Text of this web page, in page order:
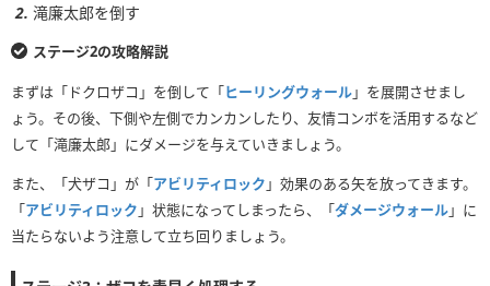
滝廉太郎を倒す
ステージ2の攻略解説
まずは「ドクロザコ」を倒して「ヒーリングウォール」を展開させまし
ょう。その後、下側や左側でカンカンしたり、友情コンボを活用するなど
して「滝廉太郎」にダメージを与えていきましょう。
また、「犬ザコ」が「アビリティロック 」効果のある矢を放ってきます。
「アビリティロック 」状態になってしまったら、「ダメージウォール」に
当たらないよう注意して立ち回りましょう。